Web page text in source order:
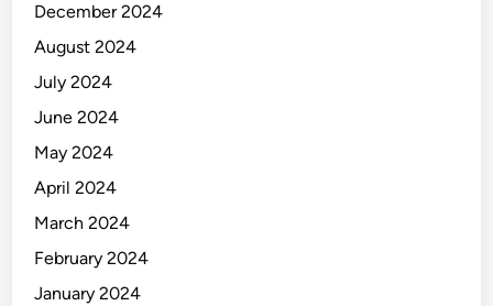
December 2024
August 2024
July 2024
June 2024
May 2024
April 2024
March 2024
February 2024
January 2024